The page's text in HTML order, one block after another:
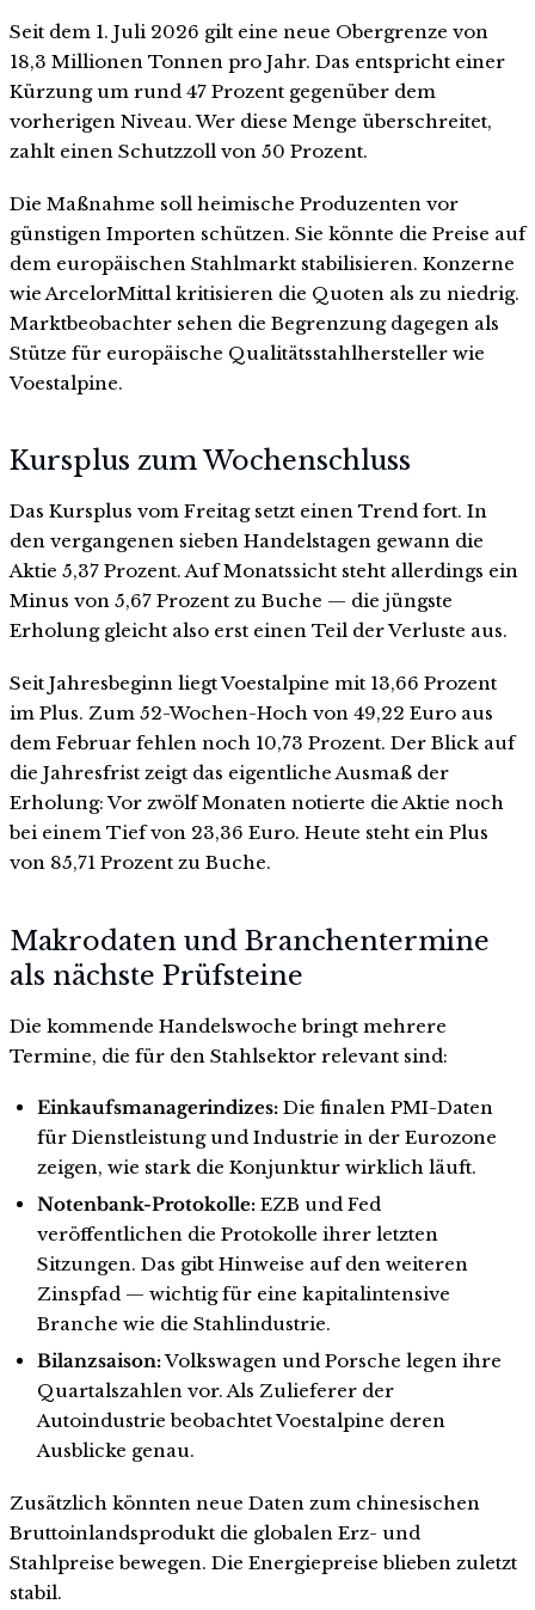
Seit dem 1. Juli 2026 gilt eine neue Obergrenze von
18,3 Millionen Tonnen pro Jahr. Das entspricht einer
Kürzung um rund 47 Prozent gegenüber dem
vorherigen Niveau. Wer diese Menge überschreitet,
zahlt einen Schutzzoll von 50 Prozent.
Die Maßnahme soll heimische Produzenten vor
günstigen Importen schützen. Sie könnte die Preise auf
dem europäischen Stahlmarkt stabilisieren. Konzerne
wie ArcelorMittal kritisieren die Quoten als zu niedrig.
Marktbeobachter sehen die Begrenzung dagegen als
Stütze für europäische Qualitätsstahlhersteller wie
Voestalpine.
Kursplus zum Wochenschluss
Das Kursplus vom Freitag setzt einen Trend fort. In
den vergangenen sieben Handelstagen gewann die
Aktie 5,37 Prozent. Auf Monatssicht steht allerdings ein
Minus von 5,67 Prozent zu Buche — die jüngste
Erholung gleicht also erst einen Teil der Verluste aus.
Seit Jahresbeginn liegt Voestalpine mit 13,66 Prozent
im Plus. Zum 52-Wochen-Hoch von 49,22 Euro aus
dem Februar fehlen noch 10,73 Prozent. Der Blick auf
die Jahresfrist zeigt das eigentliche Ausmaß der
Erholung: Vor zwölf Monaten notierte die Aktie noch
bei einem Tief von 23,36 Euro. Heute steht ein Plus
von 85,71 Prozent zu Buche.
Makrodaten und Branchentermine
als nächste Prüfsteine
Die kommende Handelswoche bringt mehrere
Termine, die für den Stahlsektor relevant sind:
Einkaufsmanagerindizes:Die finalen PMI-Daten
für Dienstleistung und Industrie in der Eurozone
zeigen, wie stark die Konjunktur wirklich läuft.
Notenbank-Protokolle:EZB und Fed
veröffentlichen die Protokolle ihrer letzten
Sitzungen. Das gibt Hinweise auf den weiteren
Zinspfad — wichtig für eine kapitalintensive
Branche wie die Stahlindustrie.
Bilanzsaison:Volkswagen und Porsche legen ihre
Quartalszahlen vor. Als Zulieferer der
Autoindustrie beobachtet Voestalpine deren
Ausblicke genau.
Zusätzlich könnten neue Daten zum chinesischen
Bruttoinlandsprodukt die globalen Erz- und
Stahlpreise bewegen. Die Energiepreise blieben zuletzt
stabil.